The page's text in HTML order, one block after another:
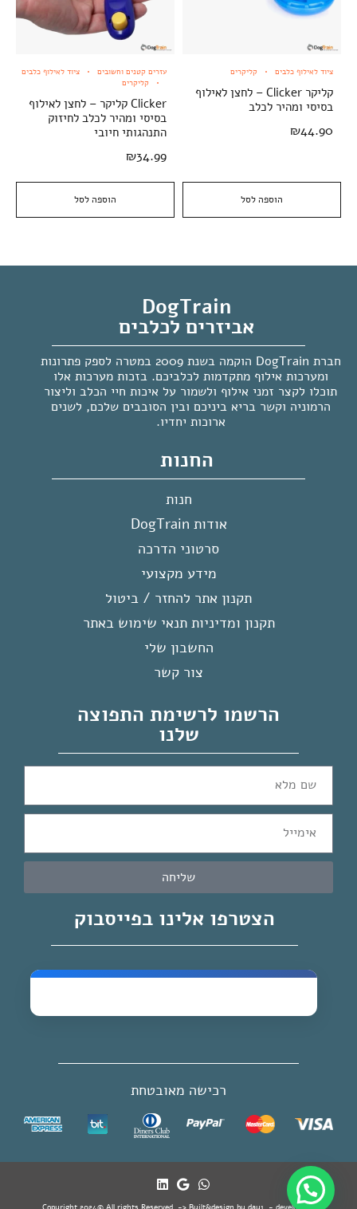
הוספה לסל
ציוד לאילוף כלבים קליקרים
קליקר Clicker – לחצן לאילוף
בסיסי ומהיר לכלב
₪44.90
הוספה לסל
עזרים קטנים וחשובים
ציוד לאילוף כלבים
קליקרים
Clicker קליקר – לחצן לאילוף
בסיסי ומהיר לכלב לחיזוק
התנהגותי חיובי
₪34.99
DogTrain
אביזרים לכלבים
חברת DogTrain הוקמה בשנת 2009 במטרה לספק פתרונות
ומערכות אילוף מתקדמות לכלביכם. בזכות מערכות אלו
תוכלו לקצר זמני אילוף ולשמור על איכות חיי הכלב וליצור
הרמוניה וקשר בריא ביניכם ובין הסובבים שלכם, לשנים
ארוכות יחדיו.
החנות
חנות
אודות DogTrain
סרטוני הדרכה
מידע מקצועי
תקנון אתר להחזר / ביטול
תקנון ומדיניות תנאי שימוש באתר
החשבון שלי
צור קשר
הרשמו לרשימת התפוצה
שלנו
שליחה
הצטרפו אלינו בפייסבוק
רכישה מאובטחת